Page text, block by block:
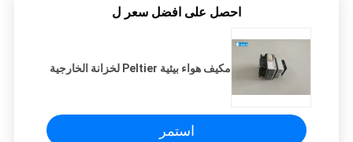
احصل على افضل سعر ل
مكيف هواء بيئية Peltier لخزانة الخارجية
استمر